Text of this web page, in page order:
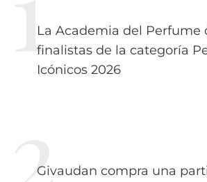
La Academia del Perfume
finalistas de la categoría
Icónicos 2026
Givaudan compra una